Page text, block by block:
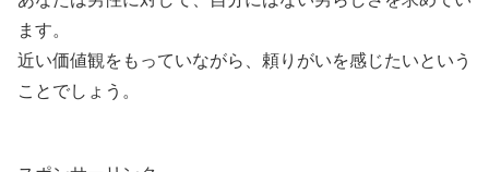
ます。
近い価値観をもっていながら、頼りがいを感じたいという
ことでしょう。